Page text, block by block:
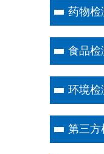
药物检
食品检
环境检